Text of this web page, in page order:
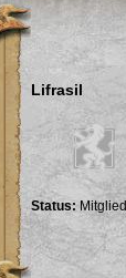
Lifrasil
Status:Mitglied